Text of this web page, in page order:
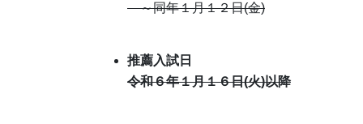
～同年１月１２日(金)
推薦入試日
令和６年１月１６日(火)以降